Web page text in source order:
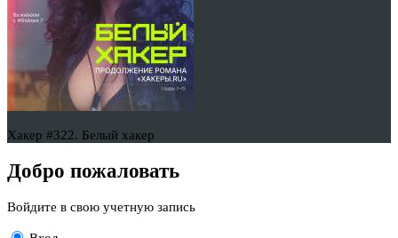
Хакер #322. Белый хакер
Добро пожаловать
Войдите в свою учетную запись